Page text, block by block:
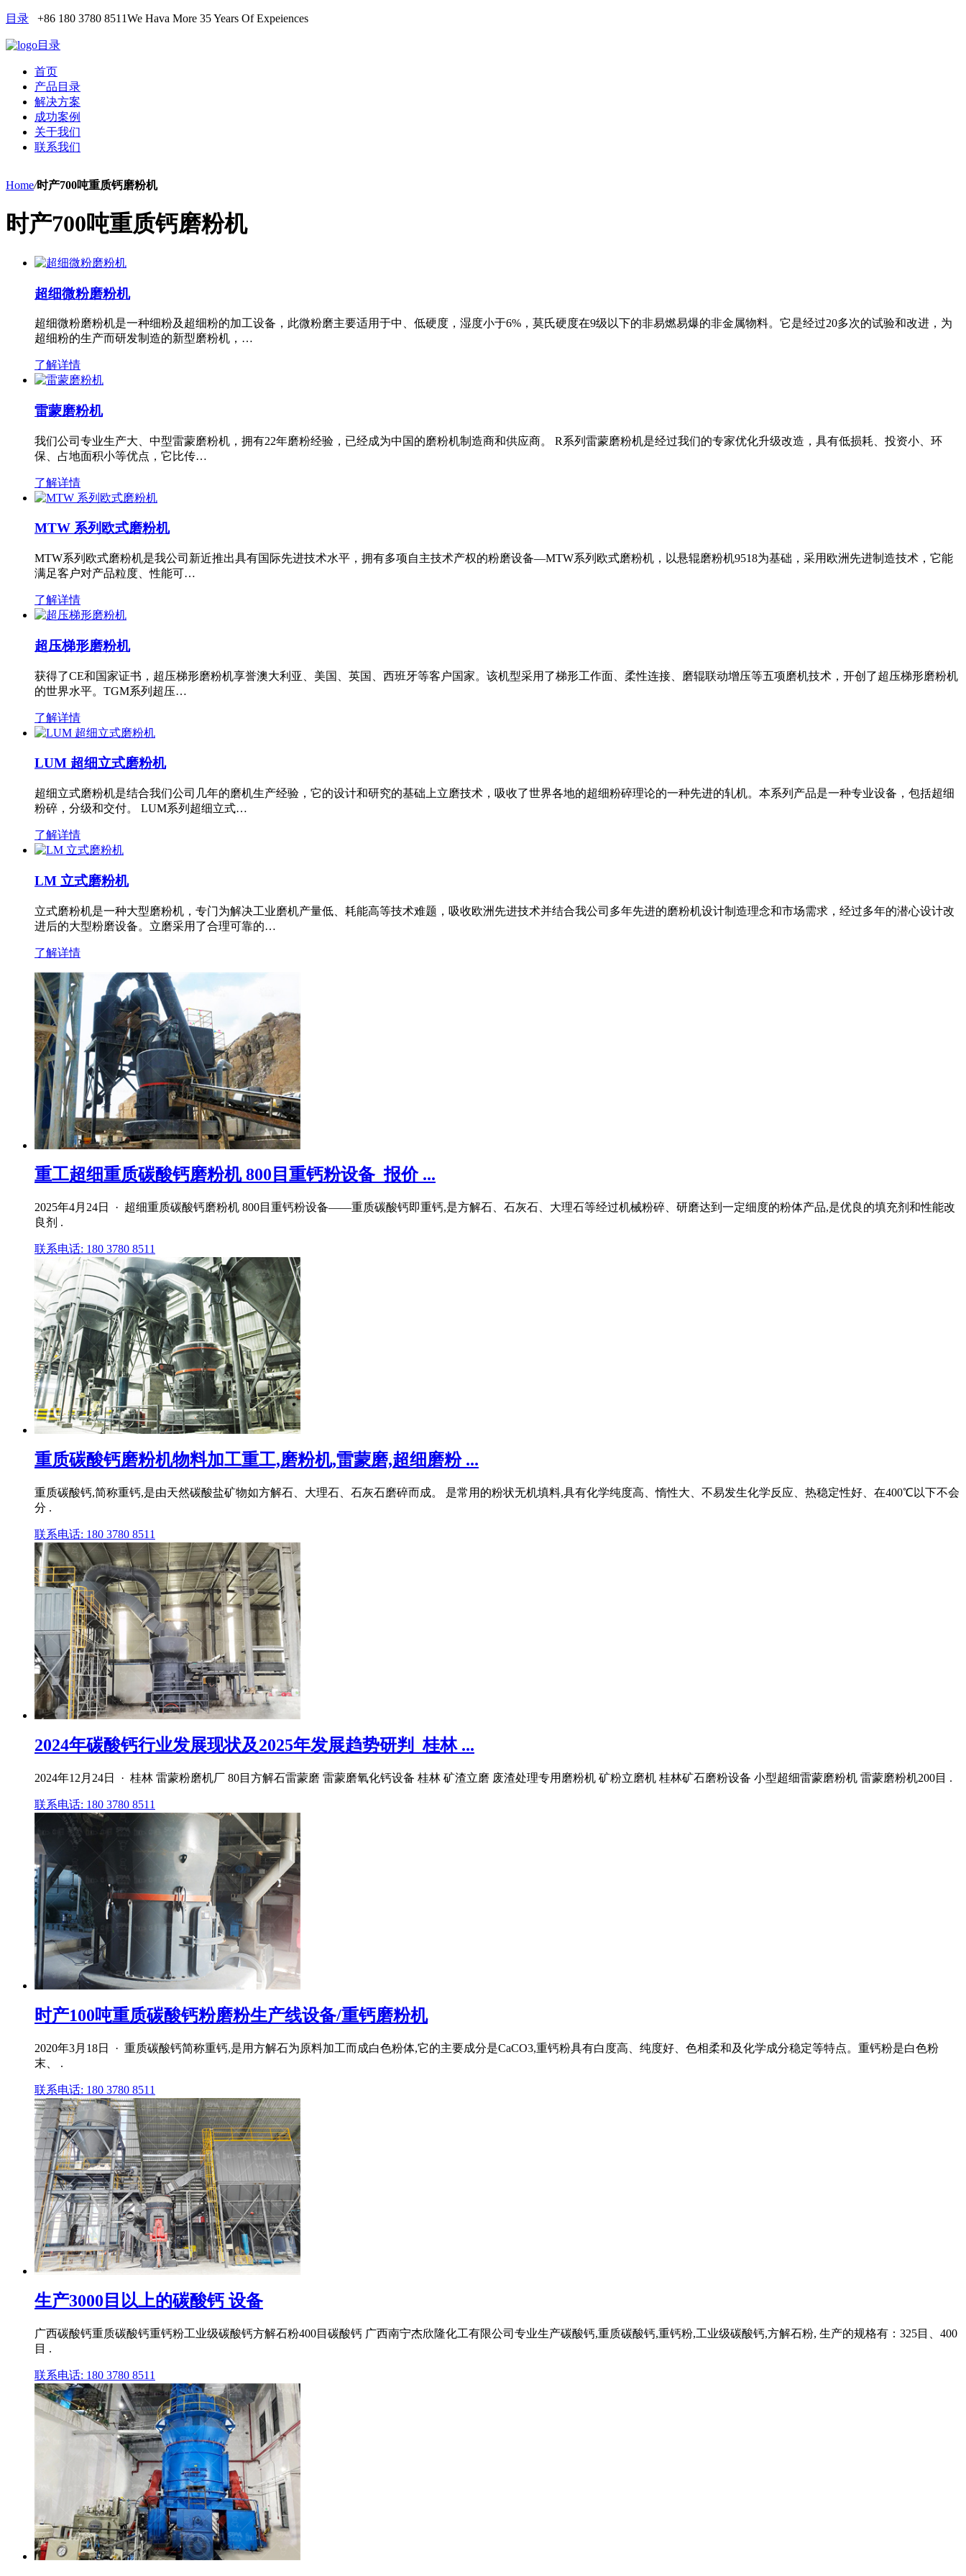
目录 +86 180 3780 8511We Hava More 35 Years Of Expeiences
目录
首页
产品目录
解决方案
成功案例
关于我们
联系我们
Home/时产700吨重质钙磨粉机
时产700吨重质钙磨粉机
超细微粉磨粉机
超细微粉磨粉机是一种细粉及超细粉的加工设备，此微粉磨主要适用于中、低硬度，湿度小于6%，莫氏硬度在9级以下的非易燃易爆的非金属物料。它是经过20多次的试验和改进，为
超细粉的生产而研发制造的新型磨粉机，…
了解详情
雷蒙磨粉机
我们公司专业生产大、中型雷蒙磨粉机，拥有22年磨粉经验，已经成为中国的磨粉机制造商和供应商。 R系列雷蒙磨粉机是经过我们的专家优化升级改造，具有低损耗、投资小、环
保、占地面积小等优点，它比传…
了解详情
MTW 系列欧式磨粉机
MTW系列欧式磨粉机是我公司新近推出具有国际先进技术水平，拥有多项自主技术产权的粉磨设备—MTW系列欧式磨粉机，以悬辊磨粉机9518为基础，采用欧洲先进制造技术，它能
满足客户对产品粒度、性能可…
了解详情
超压梯形磨粉机
获得了CE和国家证书，超压梯形磨粉机享誉澳大利亚、美国、英国、西班牙等客户国家。该机型采用了梯形工作面、柔性连接、磨辊联动增压等五项磨机技术，开创了超压梯形磨粉机
的世界水平。TGM系列超压…
了解详情
LUM 超细立式磨粉机
超细立式磨粉机是结合我们公司几年的磨机生产经验，它的设计和研究的基础上立磨技术，吸收了世界各地的超细粉碎理论的一种先进的轧机。本系列产品是一种专业设备，包括超细
粉碎，分级和交付。 LUM系列超细立式…
了解详情
LM 立式磨粉机
立式磨粉机是一种大型磨粉机，专门为解决工业磨机产量低、耗能高等技术难题，吸收欧洲先进技术并结合我公司多年先进的磨粉机设计制造理念和市场需求，经过多年的潜心设计改
进后的大型粉磨设备。立磨采用了合理可靠的…
了解详情
重工超细重质碳酸钙磨粉机 800目重钙粉设备_报价 ...
2025年4月24日 · 超细重质碳酸钙磨粉机 800目重钙粉设备——重质碳酸钙即重钙,是方解石、石灰石、大理石等经过机械粉碎、研磨达到一定细度的粉体产品,是优良的填充剂和性能改
良剂 .
联系电话: 180 3780 8511
重质碳酸钙磨粉机物料加工重工,磨粉机,雷蒙磨,超细磨粉 ...
重质碳酸钙,简称重钙,是由天然碳酸盐矿物如方解石、大理石、石灰石磨碎而成。 是常用的粉状无机填料,具有化学纯度高、惰性大、不易发生化学反应、热稳定性好、在400℃以下不会
分 .
联系电话: 180 3780 8511
2024年碳酸钙行业发展现状及2025年发展趋势研判_桂林 ...
2024年12月24日 · 桂林 雷蒙粉磨机厂 80目方解石雷蒙磨 雷蒙磨氧化钙设备 桂林 矿渣立磨 废渣处理专用磨粉机 矿粉立磨机 桂林矿石磨粉设备 小型超细雷蒙磨粉机 雷蒙磨粉机200目 .
联系电话: 180 3780 8511
时产100吨重质碳酸钙粉磨粉生产线设备/重钙磨粉机
2020年3月18日 · 重质碳酸钙简称重钙,是用方解石为原料加工而成白色粉体,它的主要成分是CaCO3,重钙粉具有白度高、纯度好、色相柔和及化学成分稳定等特点。重钙粉是白色粉
末、 .
联系电话: 180 3780 8511
生产3000目以上的碳酸钙 设备
广西碳酸钙重质碳酸钙重钙粉工业级碳酸钙方解石粉400目碳酸钙 广西南宁杰欣隆化工有限公司专业生产碳酸钙,重质碳酸钙,重钙粉,工业级碳酸钙,方解石粉, 生产的规格有：325目、400
目 .
联系电话: 180 3780 8511